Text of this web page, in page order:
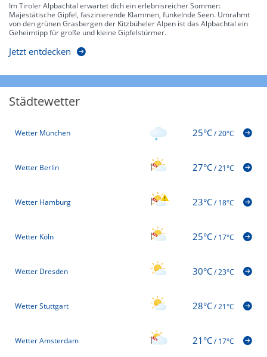
Im Tiroler Alpbachtal erwartet dich ein erlebnisreicher Sommer:
Majestätische Gipfel, faszinierende Klammen, funkelnde Seen. Umrahmt
von den grünen Grasbergen der Kitzbüheler Alpen ist das Alpbachtal ein
Geheimtipp für große und kleine Gipfelstürmer.
Jetzt entdecken
Städtewetter
Wetter München 25°C/20°C
Wetter Berlin 27°C/21°C
Wetter Hamburg 23°C/18°C
Wetter Köln 25°C/17°C
Wetter Dresden 30°C/23°C
Wetter Stuttgart 28°C/21°C
Wetter Amsterdam 21°C/17°C